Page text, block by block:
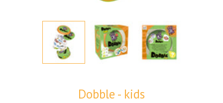
Dobble - kids